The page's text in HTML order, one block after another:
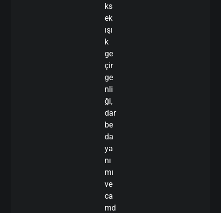
ks
ek
ışı
k
ge
çir
ge
nli
ği,
dar
be
da
ya
nı
mı
ve
ca
md